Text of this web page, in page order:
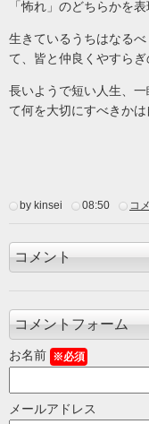
「怖れ」のどちらかを
生きているうちはなる
て、皆と仲良くやすら
長いようで短い人生、
て何を大切にすべきかは
by kinsei 08:50 コ
コメント
コメントフォーム
お名前 ※必須
メールアドレス